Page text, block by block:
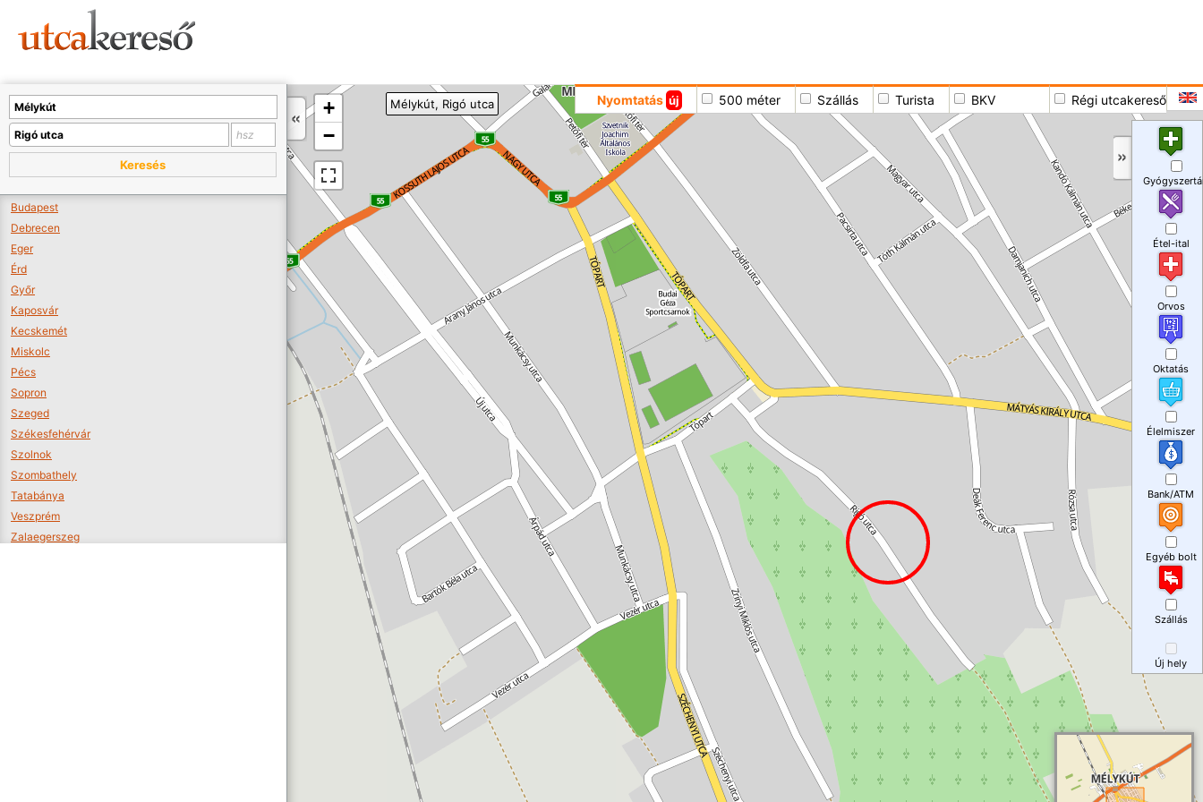
+
−
Nyomtatás új 500 méter Szállás Turista BKV Régi utcakereső
Mélykút, Rigó utca
Keresés
Budapest
Debrecen
Eger
Érd
Győr
Kaposvár
Kecskemét
Miskolc
Pécs
Sopron
Szeged
Székesfehérvár
Szolnok
Szombathely
Tatabánya
Veszprém
Zalaegerszeg
Étel-ital
Orvos
Oktatás
Élelmiszer
Bank/ATM
Egyéb bolt
Szállás
Új hely
A térképet kicsinyíteni kell, hogy látszódjanak a boltok.
Boltok látszódjanak >>